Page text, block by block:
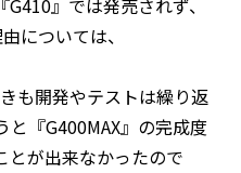
』では発売されず、
については、
も開発やテストは繰り返
と『G400MAX』の完成度
とが出来なかったので